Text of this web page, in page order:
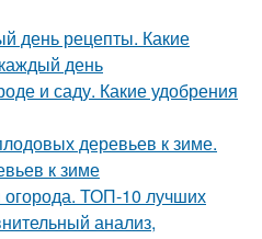
день рецепты. Какие
день
и саду. Какие удобрения
деревьев к зиме.
к зиме
ТОП-10 лучших
анализ,